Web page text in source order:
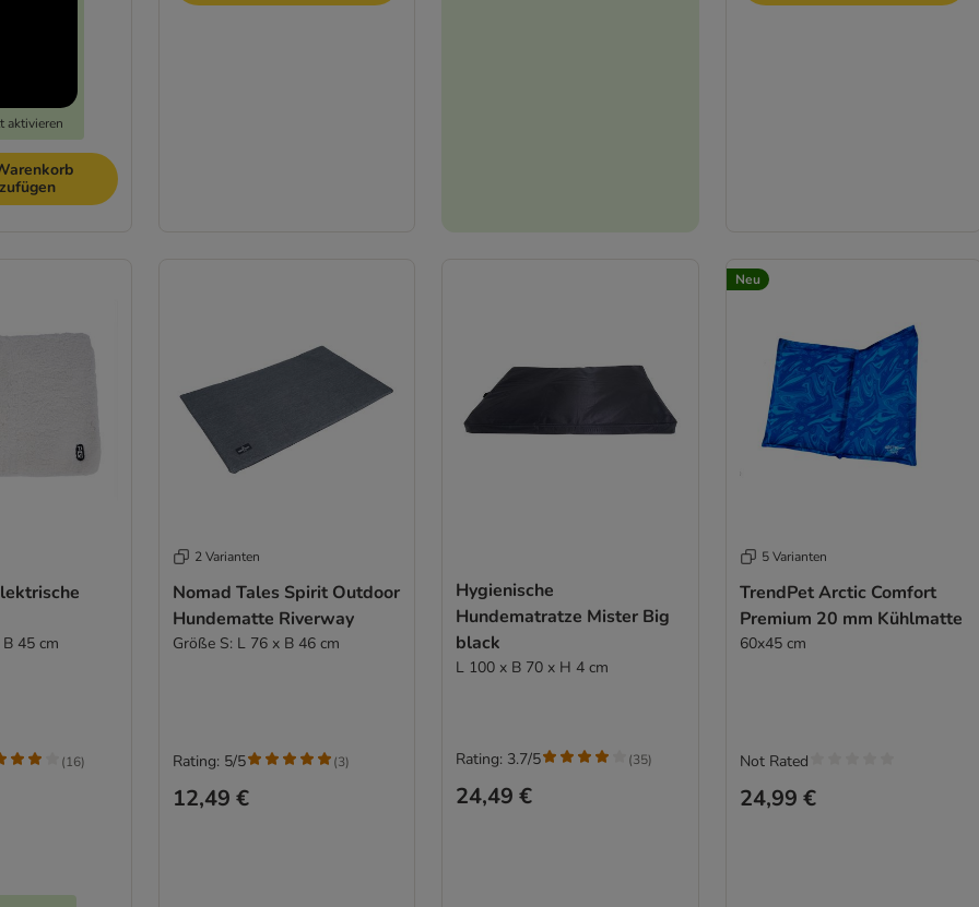
aktivieren
45 cm
(16)
2 Varianten
Nomad Tales Spirit Outdoor
Hundematte Riverway
Größe S: L 76 x B 46 cm
12,49 €
Rating: 5/5 (3)
Hygienische
Hundematratze Mister Big
black
L 100 x B 70 x H 4 cm
24,49 €
Rating: 3.7/5 (35)
Neu
5 Varianten
TrendPet Arctic Comfort
Premium 20 mm Kühlmatte
60x45 cm
24,99 €
Not Rated